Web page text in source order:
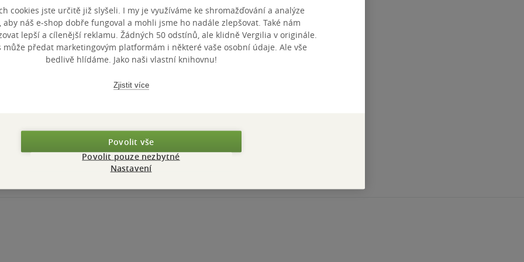
cookies jste určitě již slyšeli. I my je využíváme ke shromažďování a analýze
aby náš e-shop dobře fungoval a mohli jsme ho nadále zlepšovat. Také nám
lepší a cílenější reklamu. Žádných 50 odstínů, ale klidně Vergilia v originále.
může předat marketingovým platformám i některé vaše osobní údaje. Ale vše
bedlivě hlídáme. Jako naši vlastní knihovnu!
Zjistit více
Povolit vše
Povolit pouze nezbytné
Nastavení